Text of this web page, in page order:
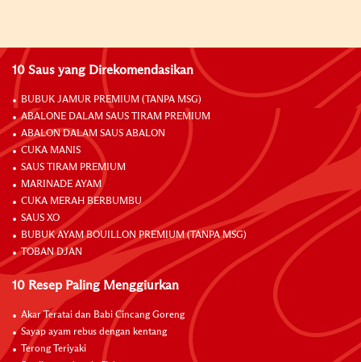
10 Saus yang Direkomendasikan
BUBUK JAMUR PREMIUM (TANPA MSG)
ABALONE DALAM SAUS TIRAM PREMIUM
ABALON DALAM SAUS ABALON
CUKA MANIS
SAUS TIRAM PREMIUM
MARINADE AYAM
CUKA MERAH BERBUMBU
SAUS XO
BUBUK AYAM BOUILLON PREMIUM (TANPA MSG)
TOBAN DJAN
10 Resep Paling Menggiurkan
Akar Teratai dan Babi Cincang Goreng
Sayap ayam rebus dengan kentang
Terong Teriyaki